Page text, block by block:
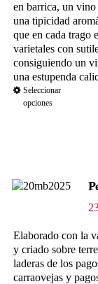
en barrica, un
una tipicidad
que en cada trago
varietales con
consiguiendo un
una estupenda
Seleccionar
opciones
Elaborado con la
y criado sobre
laderas de los
carraovejas y